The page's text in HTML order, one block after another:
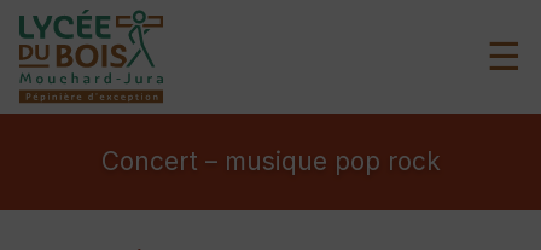
☰
Concert – musique pop rock